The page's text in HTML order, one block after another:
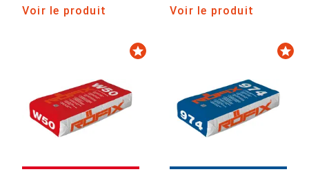
Voir le produit Voir le produit